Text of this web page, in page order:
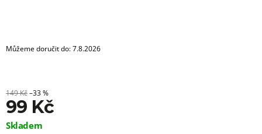
Můžeme doručit do:7.8.2026
149 Kč–33 %
99 Kč
Měrná
Skladem